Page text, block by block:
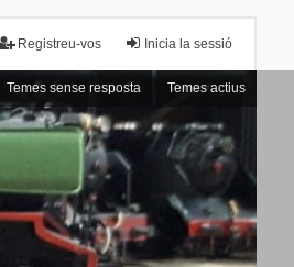
Inicia la sessió
Registreu-vos
Temes sense resposta Temes actius